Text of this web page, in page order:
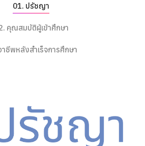
ปรัชญา
คุณสมบัติผู้เข้าศึกษา
าชีพหลังสำเร็จการศึกษา